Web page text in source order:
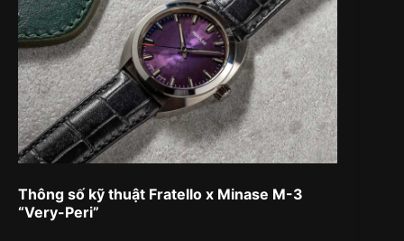
Thông số kỹ thuật Fratello x Minase M-3
“Very-Peri”